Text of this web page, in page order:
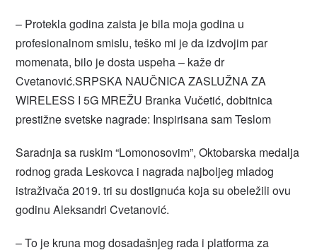
– Protekla godina zaista je bila moja godina u
profesionalnom smislu, teško mi je da izdvojim par
momenata, bilo je dosta uspeha – kaže dr
Cvetanović.SRPSKA NAUČNICA ZASLUŽNA ZA
WIRELESS I 5G MREŽU Branka Vučetić, dobitnica
prestižne svetske nagrade: Inspirisana sam Teslom
Saradnja sa ruskim “Lomonosovim”, Oktobarska medalja
rodnog grada Leskovca i nagrada najboljeg mladog
istraživača 2019. tri su dostignuća koja su obeležili ovu
godinu Aleksandri Cvetanović.
– To je kruna mog dosadašnjeg rada i platforma za